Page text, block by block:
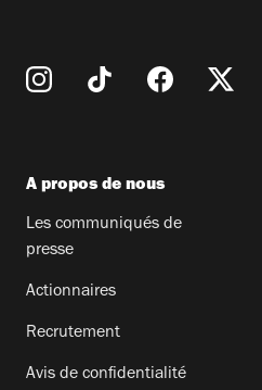
A propos de nous
Les communiqués de
presse
Actionnaires
Recrutement
Avis de confidentialité